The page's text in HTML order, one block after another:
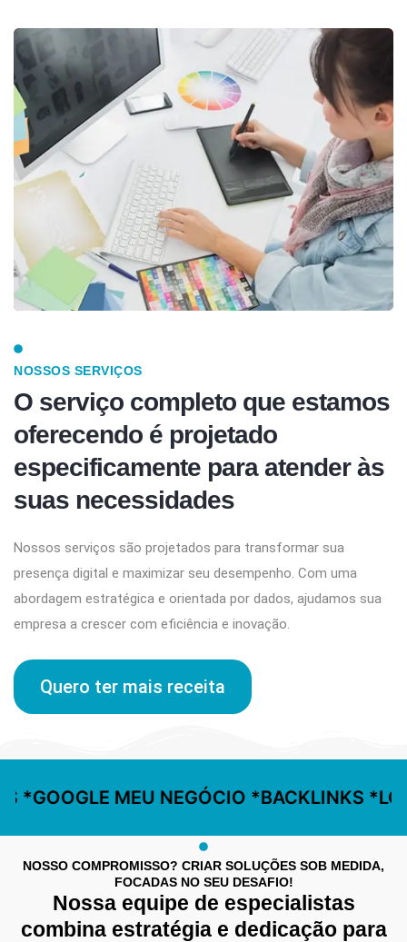
NOSSOS SERVIÇOS
O serviço completo que estamos
oferecendo é projetado
especificamente para atender às
suas necessidades
Nossos serviços são projetados para transformar sua
presença digital e maximizar seu desempenho. Com uma
abordagem estratégica e orientada por dados, ajudamos sua
empresa a crescer com eficiência e inovação.
Quero ter mais receita
*GOOGLE MEU NEGÓCIO *BACKLINKS
NOSSO COMPROMISSO? CRIAR SOLUÇÕES SOB MEDIDA,
FOCADAS NO SEU DESAFIO!
Nossa equipe de especialistas
combina estratégia e dedicação para